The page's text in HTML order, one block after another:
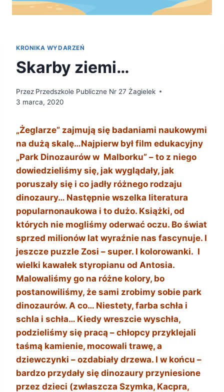
KRONIKA WYDARZEŃ
Skarby ziemi…
Przez Przedszkole Publiczne Nr 27 Żagielek
3 marca, 2020
„Żeglarze” zajmują się badaniami naukowymi
na dużą skalę…Najpierw był film edukacyjny
„Park Dinozaurów w Malborku” – to z niego
dowiedzieliśmy się, jak wyglądały, jak
poruszały się i co jadły różnego rodzaju
dinozaury… Następnie wszelka literatura
popularnonaukowa i to dużo. Książki, od
których nie mogliśmy oderwać oczu. Bo świat
sprzed milionów lat wyraźnie nas fascynuje. I
jeszcze puzzle Zosi – super. I kolorowanki. I
wielki kawałek styropianu od Antosia.
Malowaliśmy go na różne kolory, bo
postanowiliśmy, że sami zrobimy sobie park
dinozaurów. A co… Niestety, farba schła i
schla i schła… Kiedy wreszcie wyschła,
podzieliśmy się pracą – chłopcy przyklejali
taśmą kamienie, mocowali trawę, a
dziewczynki – ozdabiały drzewa. I w końcu –
bardzo przydały się dinozaury przyniesione
przez dzieci (zwłaszcza Szymka, Kacpra,